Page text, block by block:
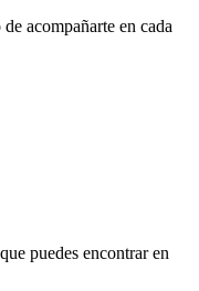
acompañarte en cada
puedes encontrar en